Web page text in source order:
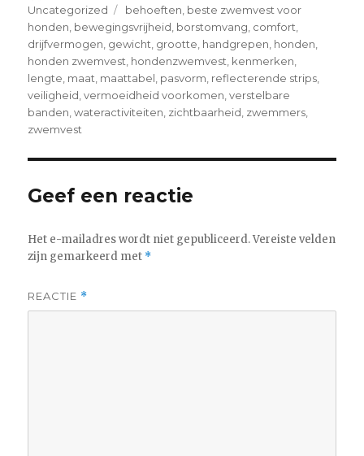
on
Uncategorized
Tags
behoeften beste zwemvest voor
honden bewegingsvrijheid borstomvang comfort
drijfvermogen gewicht grootte handgrepen honden
honden zwemvest hondenzwemvest kenmerken
lengte maat maattabel pasvorm reflecterende strips
veiligheid ,vermoeidheid voorkomen ,verstelbare
banden ,wateractiviteiten zichtbaarheid zwemmers
zwemvest
Geef een reactie
Het e-mailadres wordt niet gepubliceerd. Vereiste velden
zijn gemarkeerd met *
REACTIE *